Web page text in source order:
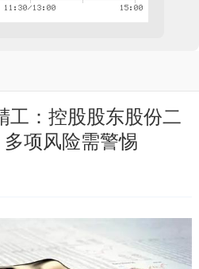
工：控股股东股份二
项风险需警惕